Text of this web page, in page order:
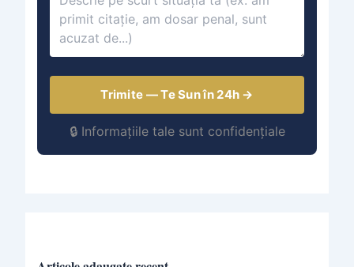
Trimite — Te Sun în 24h →
🔒 Informațiile tale sunt confidențiale